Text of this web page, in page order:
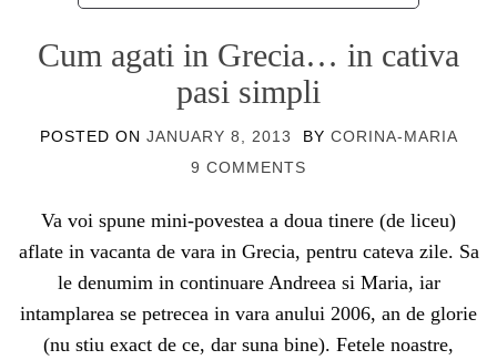
Cum agati in Grecia… in cativa
pasi simpli
POSTED ON JANUARY 8, 2013 BY CORINA-MARIA
9 COMMENTS
Va voi spune mini-povestea a doua tinere (de liceu)
aflate in vacanta de vara in Grecia, pentru cateva zile. Sa
le denumim in continuare Andreea si Maria, iar
intamplarea se petrecea in vara anului 2006, an de glorie
(nu stiu exact de ce, dar suna bine). Fetele noastre,